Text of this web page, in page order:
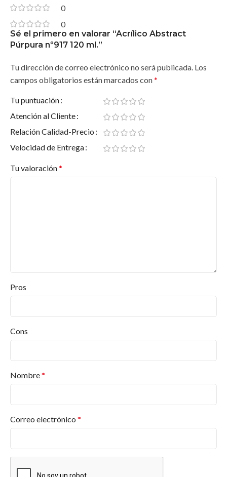
0
0
Sé el primero en valorar “Acrílico Abstract
Púrpura nº917 120 ml.”
Tu dirección de correo electrónico no será publicada. Los
campos obligatorios están marcados con*
Tu puntuación
Atención al Cliente
Relación Calidad-Precio
Velocidad de Entrega
Tu valoración*
Pros
Cons
Nombre*
Correo electrónico *